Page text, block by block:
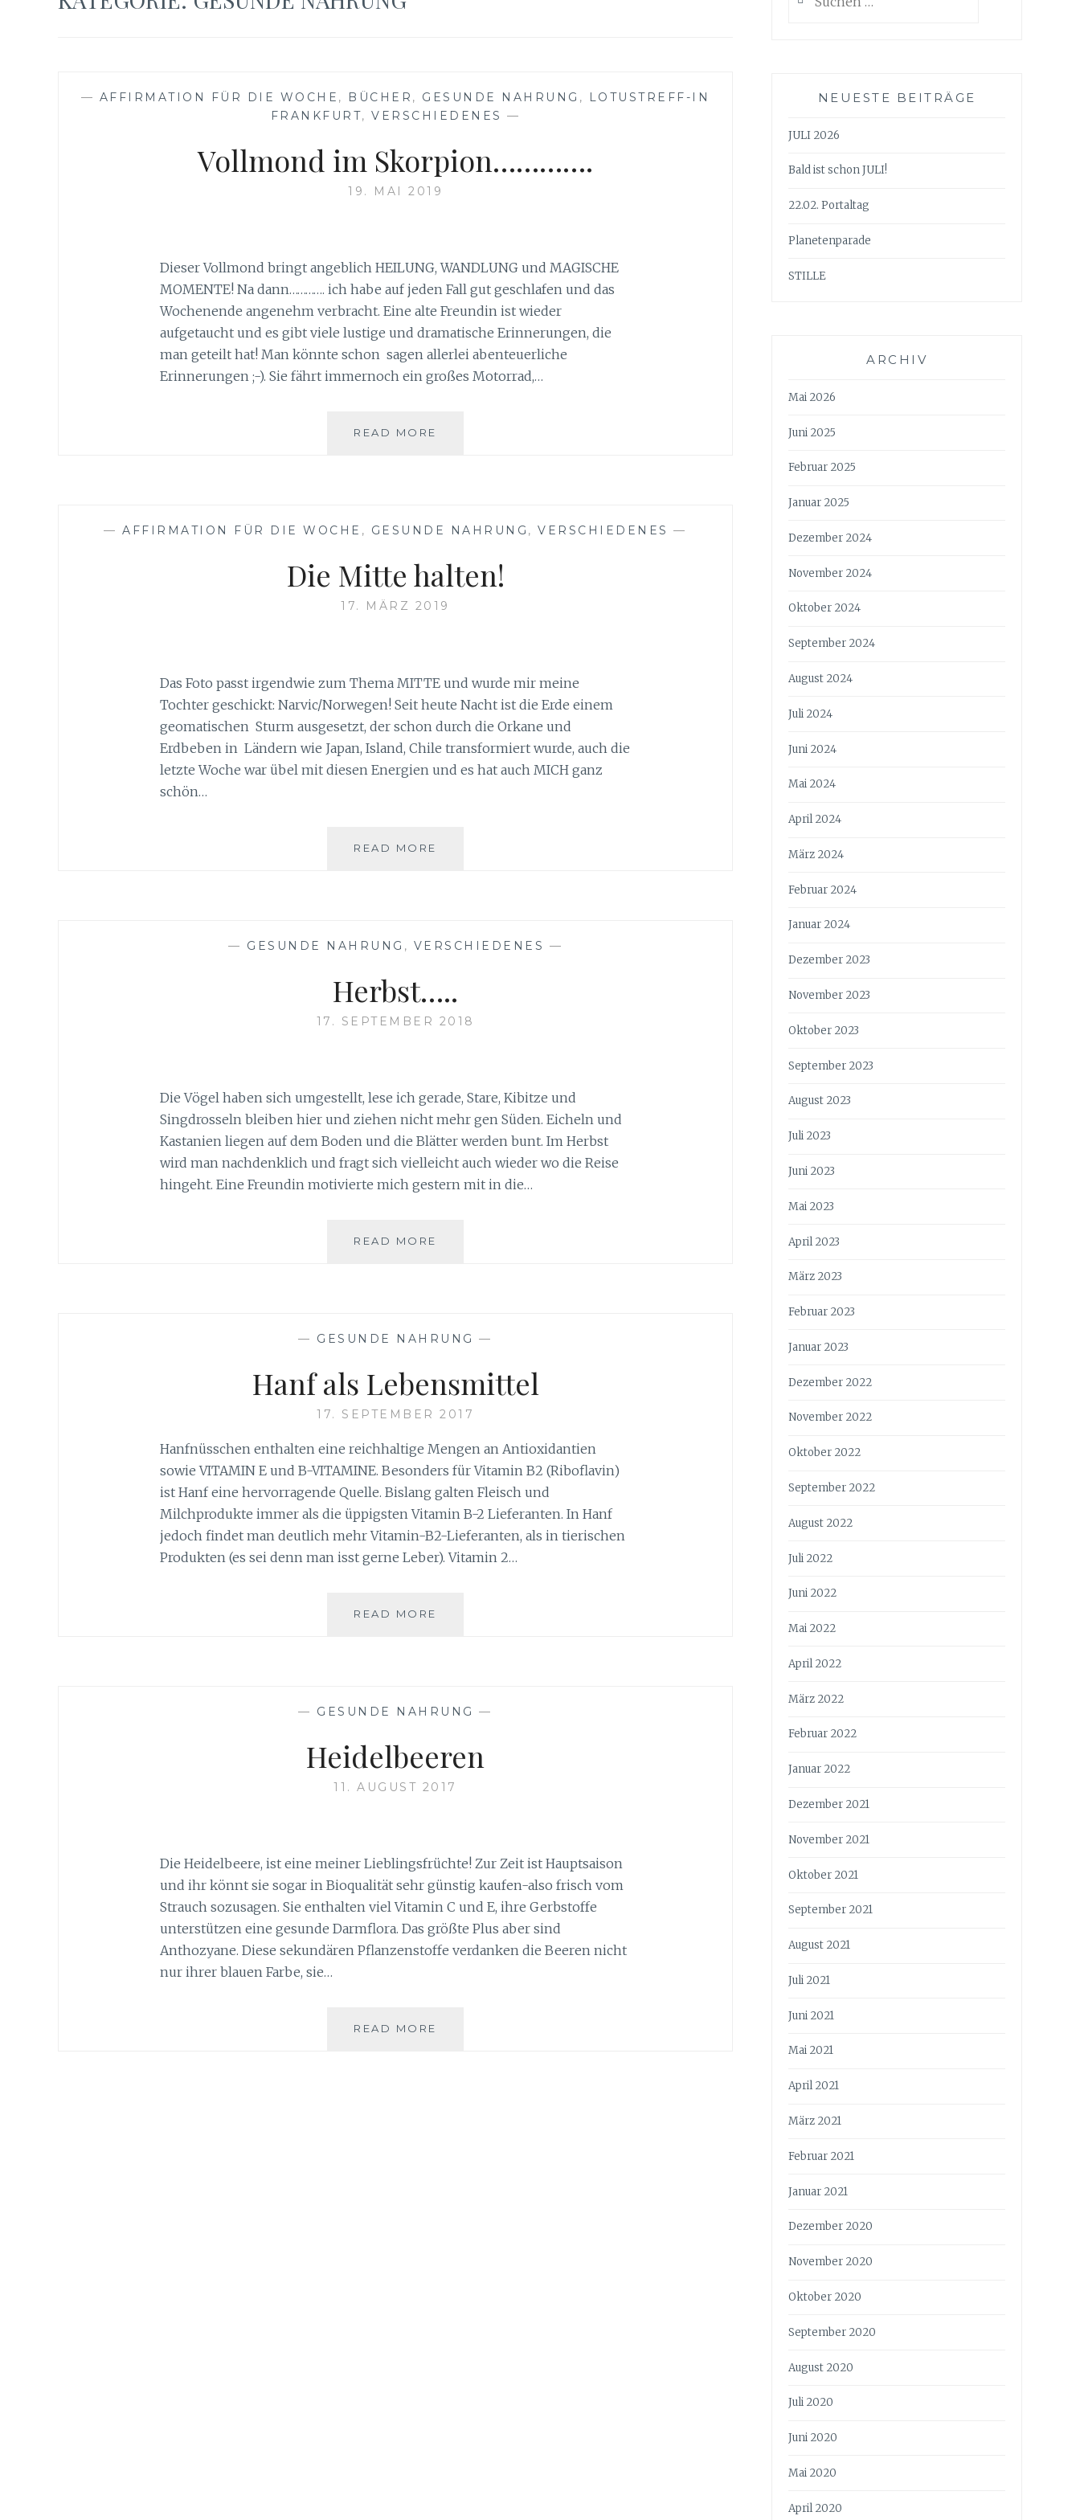
— AFFIRMATION FÜR DIE WOCHE , BÜCHER , GESUNDE NAHRUNG ,
LOTUSTREFF-IN
FRANKFURT, VERSCHIEDENES —
Vollmond im Skorpion………….
19. MAI 2019
Dieser Vollmond bringt angeblich HEILUNG, WANDLUNG und MAGISCHE
MOMENTE! Na dann…………. ich habe auf jeden Fall gut geschlafen und das
Wochenende angenehm verbracht. Eine alte Freundin ist wieder
aufgetaucht und es gibt viele lustige und dramatische Erinnerungen, die
man geteilt hat! Man könnte schon sagen allerlei abenteuerliche
Erinnerungen ;-). Sie fährt immernoch ein großes Motorrad,…
READ MORE
—AFFIRMATION FÜR DIE WOCHE , GESUNDE NAHRUNG ,VERSCHIEDENES —
Die Mitte halten!
17. MÄRZ 2019
Das Foto passt irgendwie zum Thema MITTE und wurde mir meine
Tochter geschickt: Narvic/Norwegen! Seit heute Nacht ist die Erde einem
geomatischen Sturm ausgesetzt, der schon durch die Orkane und
Erdbeben in Ländern wie Japan, Island, Chile transformiert wurde, auch die
letzte Woche war übel mit diesen Energien und es hat auch MICH ganz
schön…
READ MORE
— GESUNDE NAHRUNG , VERSCHIEDENES —
Herbst…..
17. SEPTEMBER 2018
Die Vögel haben sich umgestellt, lese ich gerade, Stare, Kibitze und
Singdrosseln bleiben hier und ziehen nicht mehr gen Süden. Eicheln und
Kastanien liegen auf dem Boden und die Blätter werden bunt. Im Herbst
wird man nachdenklich und fragt sich vielleicht auch wieder wo die Reise
hingeht. Eine Freundin motivierte mich gestern mit in die…
READ MORE
— GESUNDE NAHRUNG —
Hanf als Lebensmittel
17. SEPTEMBER 2017
Hanfnüsschen enthalten eine reichhaltige Mengen an Antioxidantien
sowie VITAMIN E und B-VITAMINE. Besonders für Vitamin B2 (Riboflavin)
ist Hanf eine hervorragende Quelle. Bislang galten Fleisch und
Milchprodukte immer als die üppigsten Vitamin B-2 Lieferanten. In Hanf
jedoch findet man deutlich mehr Vitamin-B2-Lieferanten, als in tierischen
Produkten (es sei denn man isst gerne Leber). Vitamin 2…
READ MORE
— GESUNDE NAHRUNG —
Heidelbeeren
11. AUGUST 2017
Die Heidelbeere, ist eine meiner Lieblingsfrüchte! Zur Zeit ist Hauptsaison
und ihr könnt sie sogar in Bioqualität sehr günstig kaufen-also frisch vom
Strauch sozusagen. Sie enthalten viel Vitamin C und E, ihre Gerbstoffe
unterstützen eine gesunde Darmflora. Das größte Plus aber sind
Anthozyane. Diese sekundären Pflanzenstoffe verdanken die Beeren nicht
nur ihrer blauen Farbe, sie…
READ MORE
nach:
NEUESTE BEITRÄGE
JULI 2026
Bald ist schon JULI!
22.02. Portaltag
Planetenparade
STILLE
ARCHIV
Mai 2026
Juni 2025
Februar 2025
Januar 2025
Dezember 2024
November 2024
Oktober 2024
September 2024
August 2024
Juli 2024
Juni 2024
Mai 2024
April 2024
März 2024
Februar 2024
Januar 2024
Dezember 2023
November 2023
Oktober 2023
September 2023
August 2023
Juli 2023
Juni 2023
Mai 2023
April 2023
März 2023
Februar 2023
Januar 2023
Dezember 2022
November 2022
Oktober 2022
September 2022
August 2022
Juli 2022
Juni 2022
Mai 2022
April 2022
März 2022
Februar 2022
Januar 2022
Dezember 2021
November 2021
Oktober 2021
September 2021
August 2021
Juli 2021
Juni 2021
Mai 2021
April 2021
März 2021
Februar 2021
Januar 2021
Dezember 2020
November 2020
Oktober 2020
September 2020
August 2020
Juli 2020
Juni 2020
Mai 2020
April 2020